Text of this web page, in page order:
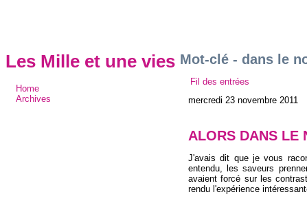
Les Mille et une vies
Home
Archives
Mot-clé - dans le
Fil des entrées
mercredi 23 novembre 2011
ALORS DANS LE
J'avais dit que je vous
entendu, les saveurs
avaient forcé sur les
rendu l'expérience